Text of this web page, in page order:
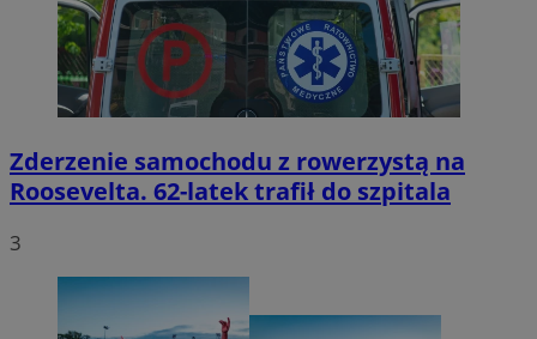
Zderzenie samochodu z rowerzystą na
Roosevelta. 62-latek trafił do szpitala
3